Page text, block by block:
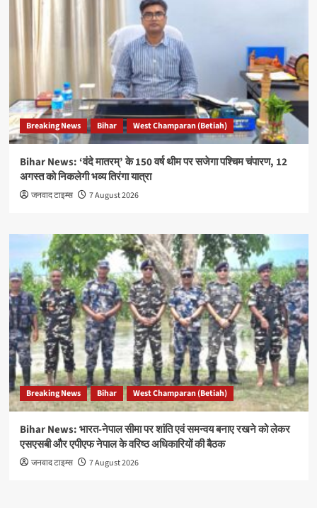
Breaking News Bihar West Champaran (Betiah)
Bihar News: ‘वंदे मातरम्’ के 150 वर्ष थीम पर सजेगा पश्चिम चंपारण, 12
अगस्त को निकलेगी भव्य तिरंगा यात्रा
जनवाद टाइम्स 7 August 2026
Breaking News Bihar West Champaran (Betiah)
Bihar News: भारत-नेपाल सीमा पर शांति एवं समन्वय बनाए रखने को लेकर
एसएसबी और एपीएफ नेपाल के वरिष्ठ अधिकारियों की बैठक
जनवाद टाइम्स 7 August 2026